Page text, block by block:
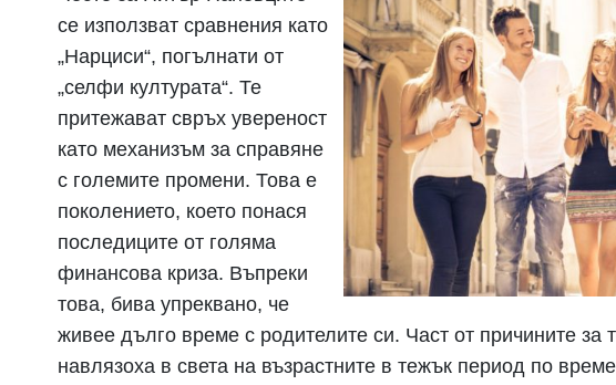
се използват сравнения като
„Нарциси“, погълнати от
„селфи културата“. Те
притежават свръх увереност
като механизъм за справяне
с големите промени. Това е
поколението, което понася
последиците от голяма
финансова криза. Въпреки
това, бива упреквано, че
живее дълго време с родителите си. Част от причините за
навлязоха в света на възрастните в тежък период по